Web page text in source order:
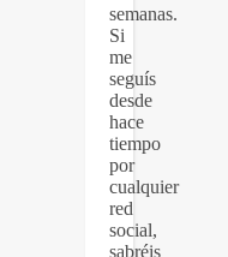
semanas.
Si
me
seguís
desde
hace
tiempo
por
cualquier
red
social,
sabréis